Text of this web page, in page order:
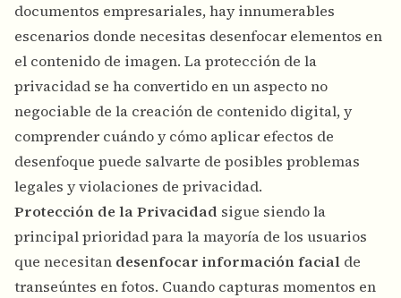
documentos empresariales, hay innumerables
escenarios donde necesitas desenfocar elementos en
el contenido de imagen. La protección de la
privacidad se ha convertido en un aspecto no
negociable de la creación de contenido digital, y
comprender cuándo y cómo aplicar efectos de
desenfoque puede salvarte de posibles problemas
legales y violaciones de privacidad.
Protección de la Privacidad sigue siendo la
principal prioridad para la mayoría de los usuarios
que necesitan desenfocar información facial de
transeúntes en fotos. Cuando capturas momentos en